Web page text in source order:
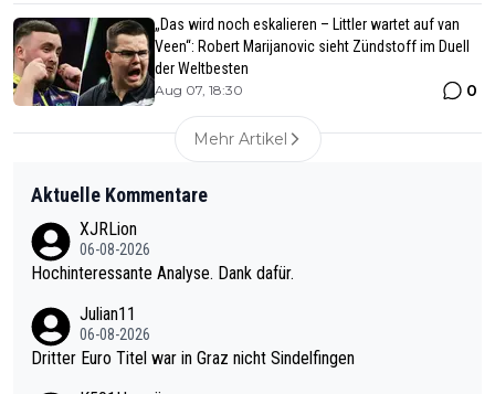
„Das wird noch eskalieren – Littler wartet auf van
Veen“: Robert Marijanovic sieht Zündstoff im Duell
der Weltbesten
Aug 07, 18:30 0
Mehr Artikel
Aktuelle Kommentare
XJRLion
06-08-2026
Hochinteressante Analyse. Dank dafür.
Julian11
06-08-2026
Dritter Euro Titel war in Graz nicht Sindelfingen